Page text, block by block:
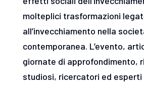
molteplici trasformazioni
all’invecchiamento nella
contemporanea. L’evento,
giornate di approfondimento,
studiosi, ricercatori ed esperti